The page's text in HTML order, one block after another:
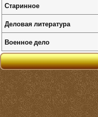
Старинное
Деловая литература
Военное дело